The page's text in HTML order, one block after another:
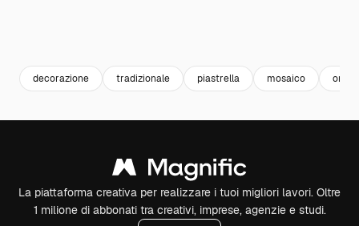
decorazione tradizionale piastrella mosaico
La piattaforma creativa per realizzare i tuoi migliori lavori. Oltre
1 milione di abbonati tra creativi, imprese, agenzie e studi.